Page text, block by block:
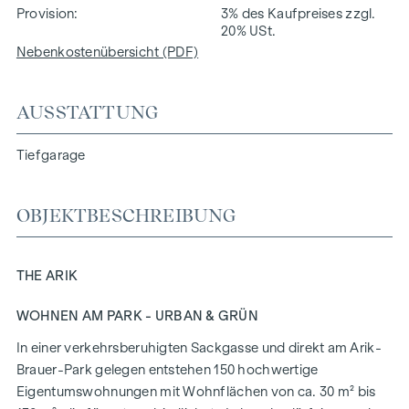
Provision
3% des Kaufpreises zzgl.
20% USt.
Nebenkostenübersicht (PDF)
AUSSTATTUNG
Tiefgarage
OBJEKTBESCHREIBUNG
THE ARIK
WOHNEN AM PARK - URBAN & GRÜN
In einer verkehrsberuhigten Sackgasse und direkt am Arik-
Brauer-Park gelegen entstehen 150 hochwertige
Eigentumswohnungen mit Wohnflächen von ca. 30 m² bis